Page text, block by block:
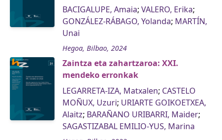
BACIGALUPE, Amaia; VALERO, Erika;
GONZÁLEZ-RÁBAGO, Yolanda; MARTÍN,
Unai
Hegoa, Bilbao, 2024
Zaintza eta zahartzaroa: XXI.
mendeko erronkak
LEGARRETA-IZA, Matxalen; CASTELO
MOÑUX, Uzuri; URIARTE GOIKOETXEA,
Alaitz; BARAÑANO URIBARRI, Maider;
SAGASTIZABAL EMILIO-YUS, Marina